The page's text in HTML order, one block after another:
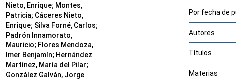
Nieto, Enrique; Montes,
Patricia; Cáceres Nieto,
Enrique; Silva Forné, Carlos;
Padrón Innamorato,
Mauricio; Flores Mendoza,
Imer Benjamín; Hernández
Martínez, María del Pilar;
González Galván, Jorge
Por fecha de
Autores
Títulos
Materias